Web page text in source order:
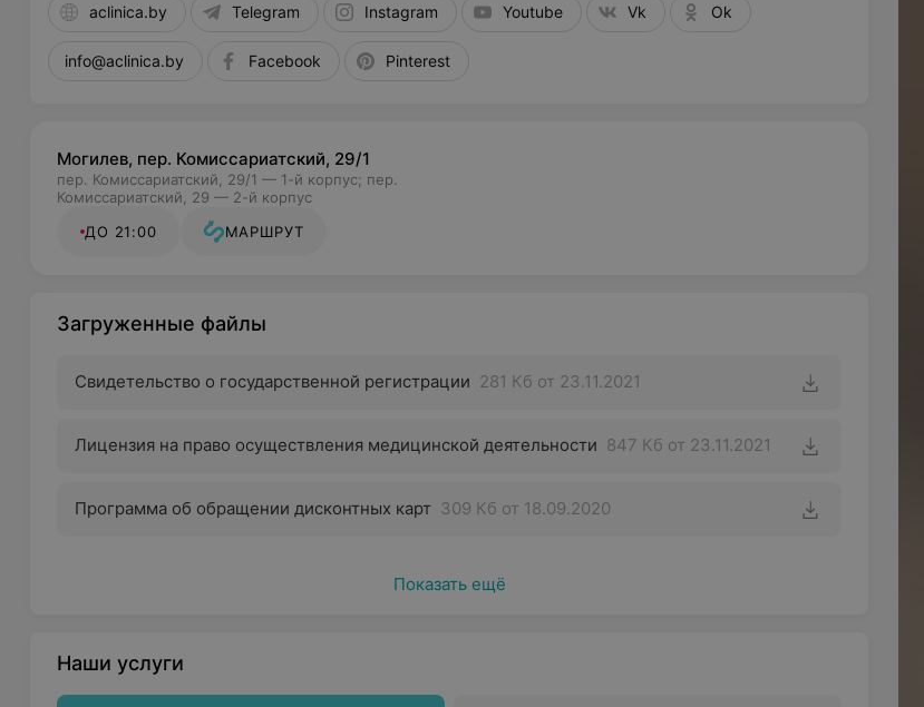
aclinica.by Telegram Instagram Youtube Vk Ok
info@aclinica.by Facebook Pinterest
Могилев, пер. Комиссариатский, 29/1
пер. Комиссариатский, 29/1 — 1-й корпус; пер.
Комиссариатский, 29 — 2-й корпус
ДО 21:00
МАРШРУТ
Загруженные файлы
Свидетельство о государственной регистрации 281 Кб от 23.11.2021
Лицензия на право осуществления медицинской деятельности 847 Кб от 23.11.2021
Программа об обращении дисконтных карт 309 Кб от 18.09.2020
Показать ещё
Наши услуги